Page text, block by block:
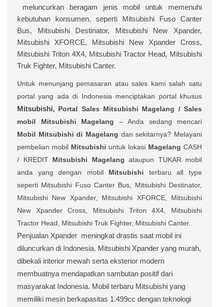
meluncurkan beragam jenis mobil untuk memenuhi
kebutuhan konsumen, seperti Mitsubishi Fuso Canter
Bus, Mitsubishi Destinator, Mitsubishi New Xpander,
Mitsubishi XFORCE, Mitsubishi New Xpander Cross,
Mitsubishi Triton 4X4, Mitsubishi Tractor Head, Mitsubishi
Truk Fighter, Mitsubishi Canter.
Untuk menunjang pemasaran atau sales kami salah satu
portal yang ada di Indonesia menciptakan portal khusus
Mitsubishi, Portal Sales Mitsubishi Magelang /Sales
mobil Mitsubishi Magelang
– Anda sedang mencari
Mobil Mitsubishi di Magelang dan sekitarnya? Melayani
pembelian mobil Mitsubishi untuk lokasi Magelang CASH
/ KREDIT Mitsubishi Magelang ataupun TUKAR mobil
anda yang dengan mobil Mitsubishi terbaru all type
seperti Mitsubishi Fuso Canter Bus, Mitsubishi Destinator,
Mitsubishi New Xpander, Mitsubishi XFORCE, Mitsubishi
New Xpander Cross, Mitsubishi Triton 4X4, Mitsubishi
Tractor Head, Mitsubishi Truk Fighter, Mitsubishi Canter.
Penjualan Xpander meningkat drastis saat mobil ini
diluncurkan di Indonesia. Mitsubishi Xpander yang murah,
dibekali interior mewah serta eksterior modern
membuatnya mendapatkan sambutan positif dari
masyarakat Indonesia. Mobil terbaru Mitsubishi yang
memiliki mesin berkapasitas 1.499cc dengan teknologi